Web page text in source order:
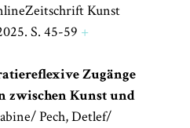
Kunst
S. 45-59 +
Zugänge
zwischen Kunst und
Pech, Detlef/